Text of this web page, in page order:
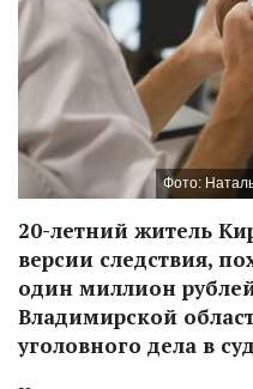
Фото:
20-летний житель
версии следствия,
один миллион
Владимирской
уголовного дела в